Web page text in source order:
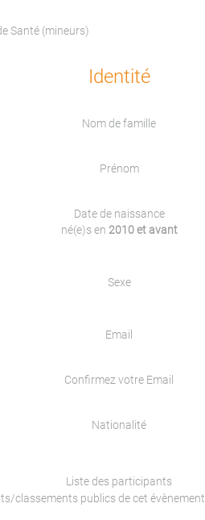
Santé (mineurs)
Identité
Nom de famille
Prénom
Date de naissance
né(e)s en 2010 et avant
Sexe
Email
Confirmez votre Email
Nationalité
Liste des participants
classements publics de cet évènement.